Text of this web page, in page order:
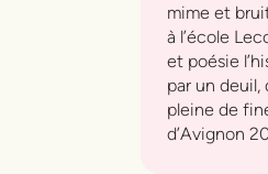
mime et
à l’école
et poésie
par un deuil,
pleine de
d’Avignon